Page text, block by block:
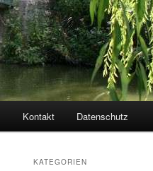
Kontakt Datenschutz
KATEGORIEN